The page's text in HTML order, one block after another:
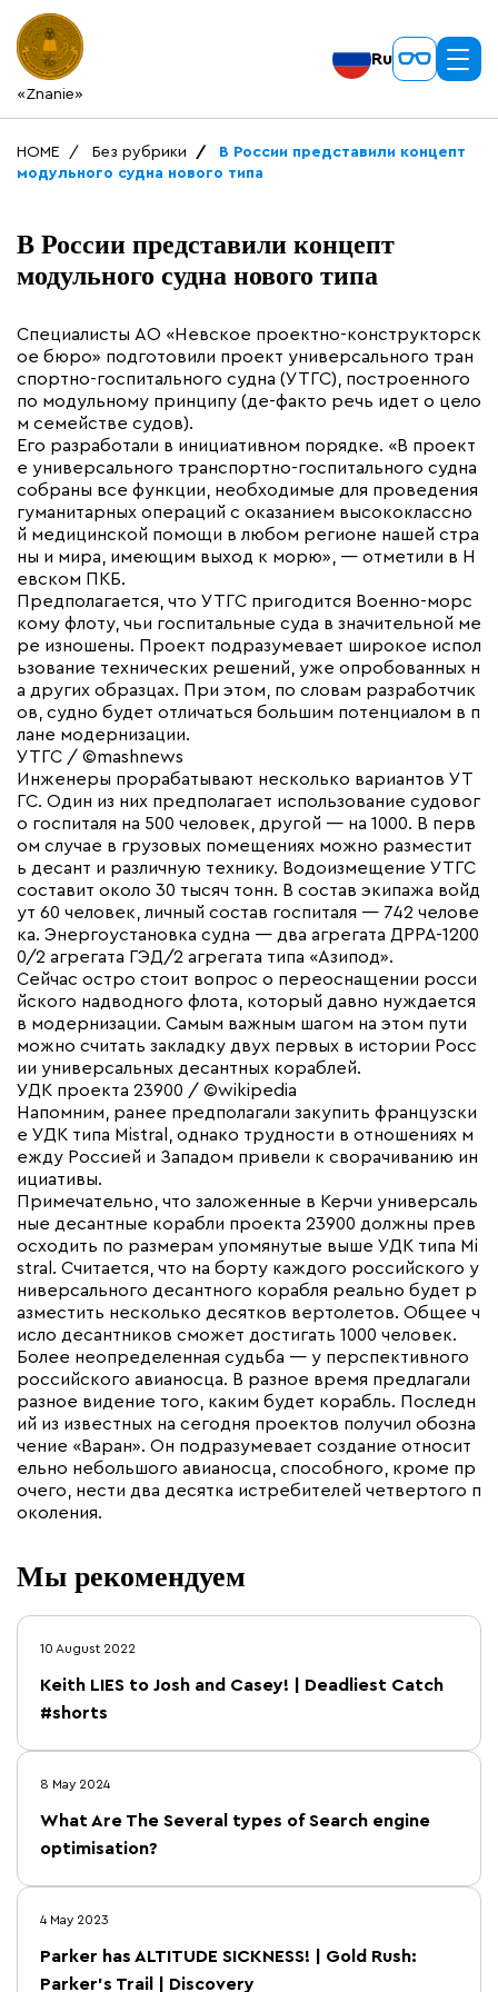
«Znanie»
Ru
HOME Без рубрики
В России представили концепт
модульного судна нового типа
В России представили концепт
модульного судна нового типа
Специалисты АО «Невское проектно-конструкторск
ое бюро» подготовили проект универсального тран
спортно-госпитального судна (УТГС), построенного
по модульному принципу (де-факто речь идет о цело
м семействе судов).
Его разработали в инициативном порядке. «В проект
е универсального транспортно-госпитального судна
собраны все функции, необходимые для проведения
гуманитарных операций с оказанием высококлассно
й медицинской помощи в любом регионе нашей стра
ны и мира, имеющим выход к морю», — отметили в Н
евском ПКБ.
Предполагается, что УТГС пригодится Военно-морс
кому флоту, чьи госпитальные суда в значительной ме
ре изношены. Проект подразумевает широкое испол
ьзование технических решений, уже опробованных н
а других образцах. При этом, по словам разработчик
ов, судно будет отличаться большим потенциалом в п
лане модернизации.
УТГС / ©mashnews
Инженеры прорабатывают несколько вариантов УТ
ГС. Один из них предполагает использование судовог
о госпиталя на 500 человек, другой — на 1000. В перв
ом случае в грузовых помещениях можно разместит
ь десант и различную технику. Водоизмещение УТГС
составит около 30 тысяч тонн. В состав экипажа войд
ут 60 человек, личный состав госпиталя — 742 челове
ка. Энергоустановка судна — два агрегата ДРРА-1200
0/2 агрегата ГЭД/2 агрегата типа «Азипод».
Сейчас остро стоит вопрос о переоснащении росси
йского надводного флота, который давно нуждается
в модернизации. Самым важным шагом на этом пути
можно считать закладку двух первых в истории Росс
ии универсальных десантных кораблей.
УДК проекта 23900 / ©wikipedia
Напомним, ранее предполагали закупить французски
е УДК типа Mistral, однако трудности в отношениях м
ежду Россией и Западом привели к сворачиванию ин
ициативы.
Примечательно, что заложенные в Керчи универсаль
ные десантные корабли проекта 23900 должны прев
осходить по размерам упомянутые выше УДК типа Mi
stral. Считается, что на борту каждого российского у
ниверсального десантного корабля реально будет р
азместить несколько десятков вертолетов. Общее ч
исло десантников сможет достигать 1000 человек.
Более неопределенная судьба — у перспективного
российского авианосца. В разное время предлагали
разное видение того, каким будет корабль. Последн
ий из известных на сегодня проектов получил обозна
чение «Варан». Он подразумевает создание относит
ельно небольшого авианосца, способного, кроме пр
очего, нести два десятка истребителей четвертого п
околения.
Мы рекомендуем
10 August 2022
Keith LIES to Josh and Casey! | Deadliest Catch
#shorts
8 May 2024
What Are The Several types of Search engine
optimisation?
4 May 2023
Parker has ALTITUDE SICKNESS! | Gold Rush:
Parker's Trail | Discovery